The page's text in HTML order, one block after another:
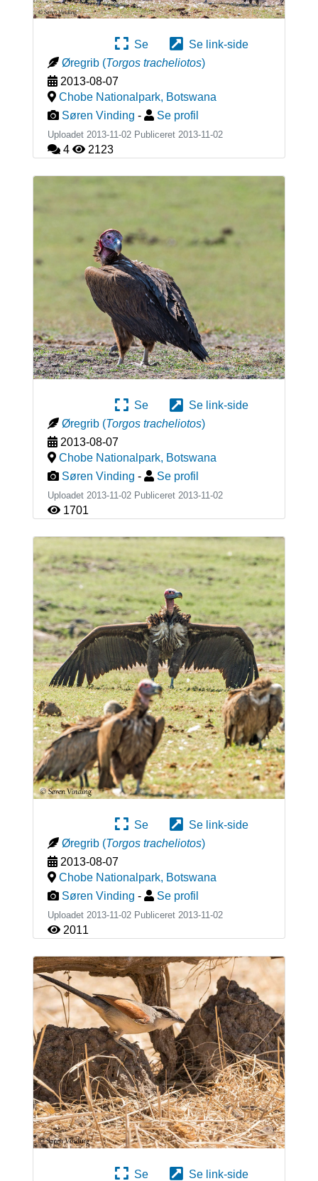
Se
Se link-side
Øregrib (Torgos tracheliotos)
2013-08-07
Chobe Nationalpark, Botswana
Søren Vinding - Se profil
Uploadet 2013-11-02 Publiceret 2013-11-02
4 2123
Se
Se link-side
Øregrib (Torgos tracheliotos)
2013-08-07
Chobe Nationalpark, Botswana
Søren Vinding - Se profil
Uploadet 2013-11-02 Publiceret 2013-11-02
1701
Se
Se link-side
Øregrib (Torgos tracheliotos)
2013-08-07
Chobe Nationalpark, Botswana
Søren Vinding - Se profil
Uploadet 2013-11-02 Publiceret 2013-11-02
2011
Se
Se link-side